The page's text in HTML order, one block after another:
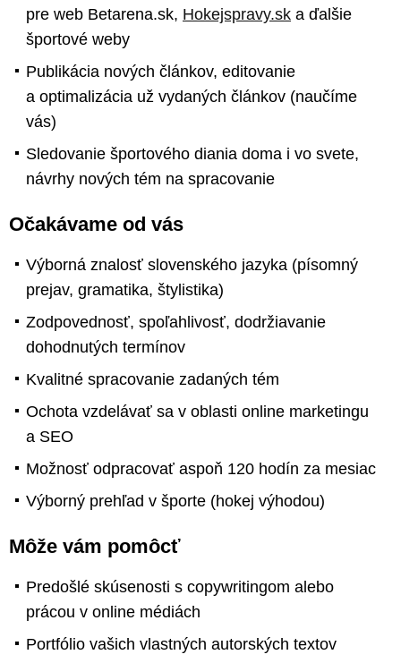
pre web Betarena.sk, Hokejspravy.sk a ďalšie
športové weby
Publikácia nových článkov, editovanie
a optimalizácia už vydaných článkov (naučíme
vás)
Sledovanie športového diania doma i vo svete,
návrhy nových tém na spracovanie
Očakávame od vás
Výborná znalosť slovenského jazyka (písomný
prejav, gramatika, štylistika)
Zodpovednosť, spoľahlivosť, dodržiavanie
dohodnutých termínov
Kvalitné spracovanie zadaných tém
Ochota vzdelávať sa v oblasti online marketingu
a SEO
Možnosť odpracovať aspoň 120 hodín za mesiac
Výborný prehľad v športe (hokej výhodou)
Môže vám pomôcť
Predošlé skúsenosti s copywritingom alebo
prácou v online médiách
Portfólio vašich vlastných autorských textov